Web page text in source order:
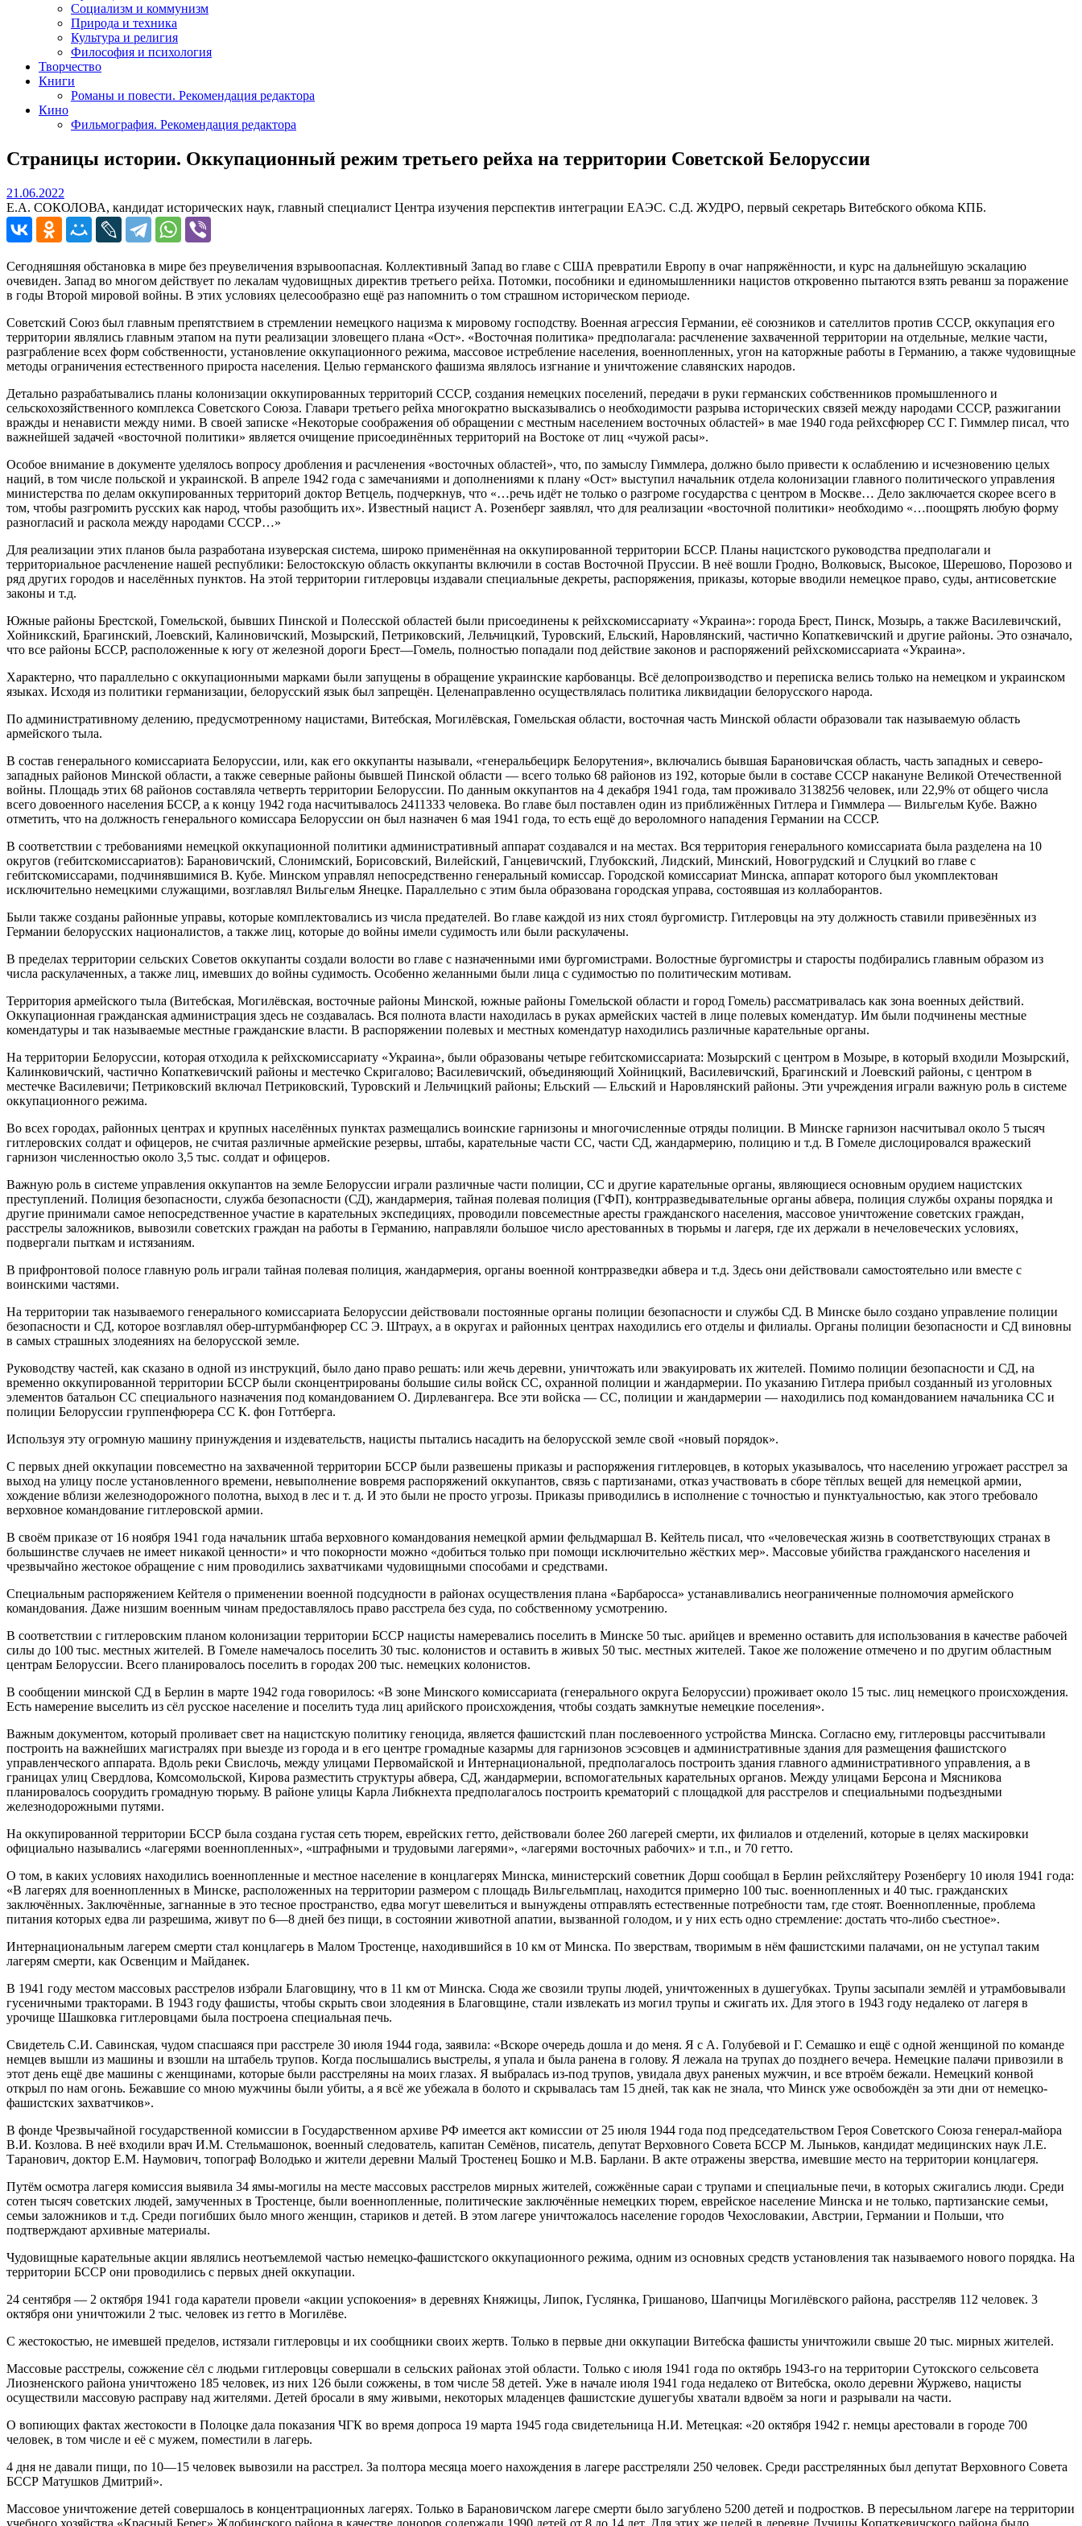
Социализм и коммунизм
Природа и техника
Культура и религия
Философия и психология
Творчество
Книги
Романы и повести. Рекомендация редактора
Кино
Фильмография. Рекомендация редактора
Страницы истории. Оккупационный режим третьего рейха на территории Советской Белоруссии
21.06.2022
Е.А. СОКОЛОВА, кандидат исторических наук, главный специалист Центра изучения перспектив интеграции ЕАЭС. С.Д. ЖУДРО, первый секретарь Витебского обкома КПБ.
Cегодняшняя обстановка в мире без преувеличения взрывоопасная. Коллективный Запад во главе с США превратили Европу в очаг напряжённости, и курс на дальнейшую эскалацию
очевиден. Запад во многом действует по лекалам чудовищных директив третьего рейха. Потомки, пособники и единомышленники нацистов откровенно пытаются взять реванш за поражение
в годы Второй мировой войны. В этих условиях целесообразно ещё раз напомнить о том страшном историческом периоде.
Советский Союз был главным препятствием в стремлении немецкого нацизма к мировому господству. Военная агрессия Германии, её союзников и сателлитов против СССР, оккупация его
территории являлись главным этапом на пути реализации зловещего плана «Ост». «Восточная политика» предполагала: расчленение захваченной территории на отдельные, мелкие части,
разграбление всех форм собственности, установление оккупационного режима, массовое истребление населения, военнопленных, угон на каторжные работы в Германию, а также чудовищные
методы ограничения естественного прироста населения. Целью германского фашизма являлось изгнание и уничтожение славянских народов.
Детально разрабатывались планы колонизации оккупированных территорий СССР, создания немецких поселений, передачи в руки германских собственников промышленного и
сельскохозяйственного комплекса Советского Союза. Главари третьего рейха многократно высказывались о необходимости разрыва исторических связей между народами СССР, разжигании
вражды и ненависти между ними. В своей записке «Некоторые соображения об обращении с местным населением восточных областей» в мае 1940 года рейхсфюрер СС Г. Гиммлер писал, что
важнейшей задачей «восточной политики» является очищение присоединённых территорий на Востоке от лиц «чужой расы».
Особое внимание в документе уделялось вопросу дробления и расчленения «восточных областей», что, по замыслу Гиммлера, должно было привести к ослаблению и исчезновению целых
наций, в том числе польской и украинской. В апреле 1942 года с замечаниями и дополнениями к плану «Ост» выступил начальник отдела колонизации главного политического управления
министерства по делам оккупированных территорий доктор Ветцель, подчеркнув, что «…речь идёт не только о разгроме государства с центром в Москве… Дело заключается скорее всего в
том, чтобы разгромить русских как народ, чтобы разобщить их». Известный нацист А. Розенберг заявлял, что для реализации «восточной политики» необходимо «…поощрять любую форму
разногласий и раскола между народами СССР…»
Для реализации этих планов была разработана изуверская система, широко применённая на оккупированной территории БССР. Планы нацистского руководства предполагали и
территориальное расчленение нашей республики: Белостокскую область оккупанты включили в состав Восточной Пруссии. В неё вошли Гродно, Волковыск, Высокое, Шерешово, Порозово и
ряд других городов и населённых пунктов. На этой территории гитлеровцы издавали специальные декреты, распоряжения, приказы, которые вводили немецкое право, суды, антисоветские
законы и т.д.
Южные районы Брестской, Гомельской, бывших Пинской и Полесской областей были присоединены к рейхскомиссариату «Украина»: города Брест, Пинск, Мозырь, а также Василевичский,
Хойникский, Брагинский, Лоевский, Калиновичский, Мозырский, Петриковский, Лельчицкий, Туровский, Ельский, Наровлянский, частично Копаткевичский и другие районы. Это означало,
что все районы БССР, расположенные к югу от железной дороги Брест—Гомель, полностью попадали под действие законов и распоряжений рейхскомиссариата «Украина».
Характерно, что параллельно с оккупационными марками были запущены в обращение украинские карбованцы. Всё делопроизводство и переписка велись только на немецком и украинском
языках. Исходя из политики германизации, белорусский язык был запрещён. Целенаправленно осуществлялась политика ликвидации белорусского народа.
По административному делению, предусмотренному нацистами, Витебская, Могилёвская, Гомельская области, восточная часть Минской области образовали так называемую область
армейского тыла.
В состав генерального комиссариата Белоруссии, или, как его оккупанты называли, «генеральбецирк Белорутения», включались бывшая Барановичская область, часть западных и северо-
западных районов Минской области, а также северные районы бывшей Пинской области — всего только 68 районов из 192, которые были в составе СССР накануне Великой Отечественной
войны. Площадь этих 68 районов составляла четверть территории Белоруссии. По данным оккупантов на 4 декабря 1941 года, там проживало 3138256 человек, или 22,9% от общего числа
всего довоенного населения БССР, а к концу 1942 года насчитывалось 2411333 человека. Во главе был поставлен один из приближённых Гитлера и Гиммлера — Вильгельм Кубе. Важно
отметить, что на должность генерального комиссара Белоруссии он был назначен 6 мая 1941 года, то есть ещё до вероломного нападения Германии на СССР.
В соответствии с требованиями немецкой оккупационной политики административный аппарат создавался и на местах. Вся территория генерального комиссариата была разделена на 10
округов (гебитскомиссариатов): Барановичский, Слонимский, Борисовский, Вилейский, Ганцевичский, Глубокский, Лидский, Минский, Новогрудский и Слуцкий во главе с
гебитскомиссарами, подчинявшимися В. Кубе. Минском управлял непосредственно генеральный комиссар. Городской комиссариат Минска, аппарат которого был укомплектован
исключительно немецкими служащими, возглавлял Вильгельм Янецке. Параллельно с этим была образована городская управа, состоявшая из коллаборантов.
Были также созданы районные управы, которые комплектовались из числа предателей. Во главе каждой из них стоял бургомистр. Гитлеровцы на эту должность ставили привезённых из
Германии белорусских националистов, а также лиц, которые до войны имели судимость или были раскулачены.
В пределах территории сельских Советов оккупанты создали волости во главе с назначенными ими бургомистрами. Волостные бургомистры и старосты подбирались главным образом из
числа раскулаченных, а также лиц, имевших до войны судимость. Особенно желанными были лица с судимостью по политическим мотивам.
Территория армейского тыла (Витебская, Могилёвская, восточные районы Минской, южные районы Гомельской области и город Гомель) рассматривалась как зона военных действий.
Оккупационная гражданская администрация здесь не создавалась. Вся полнота власти находилась в руках армейских частей в лице полевых комендатур. Им были подчинены местные
комендатуры и так называемые местные гражданские власти. В распоряжении полевых и местных комендатур находились различные карательные органы.
На территории Белоруссии, которая отходила к рейхскомиссариату «Украина», были образованы четыре гебитскомиссариата: Мозырский с центром в Мозыре, в который входили Мозырский,
Калинковичский, частично Копаткевичский районы и местечко Скригалово; Василевичский, объединяющий Хойницкий, Василевичский, Брагинский и Лоевский районы, с центром в
местечке Василевичи; Петриковский включал Петриковский, Туровский и Лельчицкий районы; Ельский — Ельский и Наровлянский районы. Эти учреждения играли важную роль в системе
оккупационного режима.
Во всех городах, районных центрах и крупных населённых пунктах размещались воинские гарнизоны и многочисленные отряды полиции. В Минске гарнизон насчитывал около 5 тысяч
гитлеровских солдат и офицеров, не считая различные армейские резервы, штабы, карательные части СС, части СД, жандармерию, полицию и т.д. В Гомеле дислоцировался вражеский
гарнизон численностью около 3,5 тыс. солдат и офицеров.
Важную роль в системе управления оккупантов на земле Белоруссии играли различные части полиции, СС и другие карательные органы, являющиеся основным орудием нацистских
преступлений. Полиция безопасности, служба безопасности (СД), жандармерия, тайная полевая полиция (ГФП), контрразведывательные органы абвера, полиция службы охраны порядка и
другие принимали самое непосредственное участие в карательных экспедициях, проводили повсеместные аресты гражданского населения, массовое уничтожение советских граждан,
расстрелы заложников, вывозили советских граждан на работы в Германию, направляли большое число арестованных в тюрьмы и лагеря, где их держали в нечеловеческих условиях,
подвергали пыткам и истязаниям.
В прифронтовой полосе главную роль играли тайная полевая полиция, жандармерия, органы военной контрразведки абвера и т.д. Здесь они действовали самостоятельно или вместе с
воинскими частями.
На территории так называемого генерального комиссариата Белоруссии действовали постоянные органы полиции безопасности и службы СД. В Минске было создано управление полиции
безопасности и СД, которое возглавлял обер-штурмбанфюрер СС Э. Штраух, а в округах и районных центрах находились его отделы и филиалы. Органы полиции безопасности и СД виновны
в самых страшных злодеяниях на белорусской земле.
Руководству частей, как сказано в одной из инструкций, было дано право решать: или жечь деревни, уничтожать или эвакуировать их жителей. Помимо полиции безопасности и СД, на
временно оккупированной территории БССР были сконцентрированы большие силы войск СС, охранной полиции и жандармерии. По указанию Гитлера прибыл созданный из уголовных
элементов батальон СС специального назначения под командованием О. Дирлевангера. Все эти войска — СС, полиции и жандармерии — находились под командованием начальника СС и
полиции Белоруссии группенфюрера СС К. фон Готтберга.
Используя эту огромную машину принуждения и издевательств, нацисты пытались насадить на белорусской земле свой «новый порядок».
С первых дней оккупации повсеместно на захваченной территории БССР были развешены приказы и распоряжения гитлеровцев, в которых указывалось, что населению угрожает расстрел за
выход на улицу после установленного времени, невыполнение вовремя распоряжений оккупантов, связь с партизанами, отказ участвовать в сборе тёплых вещей для немецкой армии,
хождение вблизи железнодорожного полотна, выход в лес и т. д. И это были не просто угрозы. Приказы приводились в исполнение с точностью и пунктуальностью, как этого требовало
верховное командование гитлеровской армии.
В своём приказе от 16 ноября 1941 года начальник штаба верховного командования немецкой армии фельдмаршал В. Кейтель писал, что «человеческая жизнь в соответствующих странах в
большинстве случаев не имеет никакой ценности» и что покорности можно «добиться только при помощи исключительно жёстких мер». Массовые убийства гражданского населения и
чрезвычайно жестокое обращение с ним проводились захватчиками чудовищными способами и средствами.
Специальным распоряжением Кейтеля о применении военной подсудности в районах осуществления плана «Барбаросса» устанавливались неограниченные полномочия армейского
командования. Даже низшим военным чинам предоставлялось право расстрела без суда, по собственному усмотрению.
В соответствии с гитлеровским планом колонизации территории БССР нацисты намеревались поселить в Минске 50 тыс. арийцев и временно оставить для использования в качестве рабочей
силы до 100 тыс. местных жителей. В Гомеле намечалось поселить 30 тыс. колонистов и оставить в живых 50 тыс. местных жителей. Такое же положение отмечено и по другим областным
центрам Белоруссии. Всего планировалось поселить в городах 200 тыс. немецких колонистов.
В сообщении минской СД в Берлин в марте 1942 года говорилось: «В зоне Минского комиссариата (генерального округа Белоруссии) проживает около 15 тыс. лиц немецкого происхождения.
Есть намерение выселить из сёл русское население и поселить туда лиц арийского происхождения, чтобы создать замкнутые немецкие поселения».
Важным документом, который проливает свет на нацистскую политику геноцида, является фашистский план послевоенного устройства Минска. Согласно ему, гитлеровцы рассчитывали
построить на важнейших магистралях при выезде из города и в его центре громадные казармы для гарнизонов эсэсовцев и административные здания для размещения фашистского
управленческого аппарата. Вдоль реки Свислочь, между улицами Первомайской и Интернациональной, предполагалось построить здания главного административного управления, а в
границах улиц Свердлова, Комсомольской, Кирова разместить структуры абвера, СД, жандармерии, вспомогательных карательных органов. Между улицами Берсона и Мясникова
планировалось соорудить громадную тюрьму. В районе улицы Карла Либкнехта предполагалось построить крематорий с площадкой для расстрелов и специальными подъездными
железнодорожными путями.
На оккупированной территории БССР была создана густая сеть тюрем, еврейских гетто, действовали более 260 лагерей смерти, их филиалов и отделений, которые в целях маскировки
официально назывались «лагерями военнопленных», «штрафными и трудовыми лагерями», «лагерями восточных рабочих» и т.п., и 70 гетто.
О том, в каких условиях находились военнопленные и местное население в концлагерях Минска, министерский советник Дорш сообщал в Берлин рейхсляйтеру Розенбергу 10 июля 1941 года:
«В лагерях для военнопленных в Минске, расположенных на территории размером с площадь Вильгельмплац, находится примерно 100 тыс. военнопленных и 40 тыс. гражданских
заключённых. Заключённые, загнанные в это тесное пространство, едва могут шевелиться и вынуждены отправлять естественные потребности там, где стоят. Военнопленные, проблема
питания которых едва ли разрешима, живут по 6—8 дней без пищи, в состоянии животной апатии, вызванной голодом, и у них есть одно стремление: достать что-либо съестное».
Интернациональным лагерем смерти стал концлагерь в Малом Тростенце, находившийся в 10 км от Минска. По зверствам, творимым в нём фашистскими палачами, он не уступал таким
лагерям смерти, как Освенцим и Майданек.
В 1941 году местом массовых расстрелов избрали Благовщину, что в 11 км от Минска. Сюда же свозили трупы людей, уничтоженных в душегубках. Трупы засыпали землёй и утрамбовывали
гусеничными тракторами. В 1943 году фашисты, чтобы скрыть свои злодеяния в Благовщине, стали извлекать из могил трупы и сжигать их. Для этого в 1943 году недалеко от лагеря в
урочище Шашковка гитлеровцами была построена специальная печь.
Свидетель С.И. Савинская, чудом спасшаяся при расстреле 30 июля 1944 года, заявила: «Вскоре очередь дошла и до меня. Я с А. Голубевой и Г. Семашко и ещё с одной женщиной по команде
немцев вышли из машины и взошли на штабель трупов. Когда послышались выстрелы, я упала и была ранена в голову. Я лежала на трупах до позднего вечера. Немецкие палачи привозили в
этот день ещё две машины с женщинами, которые были расстреляны на моих глазах. Я выбралась из-под трупов, увидала двух раненых мужчин, и все втроём бежали. Немецкий конвой
открыл по нам огонь. Бежавшие со мною мужчины были убиты, а я всё же убежала в болото и скрывалась там 15 дней, так как не знала, что Минск уже освобождён за эти дни от немецко-
фашистских захватчиков».
В фонде Чрезвычайной государственной комиссии в Государственном архиве РФ имеется акт комиссии от 25 июля 1944 года под председательством Героя Советского Союза генерал-майора
В.И. Козлова. В неё входили врач И.М. Стельмашонок, военный следователь, капитан Семёнов, писатель, депутат Верховного Совета БССР М. Лыньков, кандидат медицинских наук Л.Е.
Таранович, доктор Е.М. Наумович, топограф Володько и жители деревни Малый Тростенец Бошко и М.В. Барлани. В акте отражены зверства, имевшие место на территории концлагеря.
Путём осмотра лагеря комиссия выявила 34 ямы-могилы на месте массовых расстрелов мирных жителей, сожжённые сараи с трупами и специальные печи, в которых сжигались люди. Среди
сотен тысяч советских людей, замученных в Тростенце, были военнопленные, политические заключённые немецких тюрем, еврейское население Минска и не только, партизанские семьи,
семьи заложников и т.д. Среди погибших было много женщин, стариков и детей. В этом лагере уничтожалось население городов Чехословакии, Австрии, Германии и Польши, что
подтверждают архивные материалы.
Чудовищные карательные акции являлись неотъемлемой частью немецко-фашистского оккупационного режима, одним из основных средств установления так называемого нового порядка. На
территории БССР они проводились с первых дней оккупации.
24 сентября — 2 октября 1941 года каратели провели «акции успокоения» в деревнях Княжицы, Липок, Гуслянка, Гришаново, Шапчицы Могилёвского района, расстреляв 112 человек. 3
октября они уничтожили 2 тыс. человек из гетто в Могилёве.
С жестокостью, не имевшей пределов, истязали гитлеровцы и их сообщники своих жертв. Только в первые дни оккупации Витебска фашисты уничтожили свыше 20 тыс. мирных жителей.
Массовые расстрелы, сожжение сёл с людьми гитлеровцы совершали в сельских районах этой области. Только с июля 1941 года по октябрь 1943-го на территории Сутокского сельсовета
Лиозненского района уничтожено 185 человек, из них 126 были сожжены, в том числе 58 детей. Уже в начале июля 1941 года недалеко от Витебска, около деревни Журжево, нацисты
осуществили массовую расправу над жителями. Детей бросали в яму живыми, некоторых младенцев фашистские душегубы хватали вдвоём за ноги и разрывали на части.
О вопиющих фактах жестокости в Полоцке дала показания ЧГК во время допроса 19 марта 1945 года свидетельница Н.И. Метецкая: «20 октября 1942 г. немцы арестовали в городе 700
человек, в том числе и её с мужем, поместили в лагерь.
4 дня не давали пищи, по 10—15 человек вывозили на расстрел. За полтора месяца моего нахождения в лагере расстреляли 250 человек. Среди расстрелянных был депутат Верховного Совета
БССР Матушков Дмитрий».
Массовое уничтожение детей совершалось в концентрационных лагерях. Только в Барановичском лагере смерти было загублено 5200 детей и подростков. В пересыльном лагере на территории
учебного хозяйства «Красный Берег» Жлобинского района в качестве доноров содержали 1990 детей от 8 до 14 лет. Для этих же целей в деревне Лучицы Копаткевичского района было